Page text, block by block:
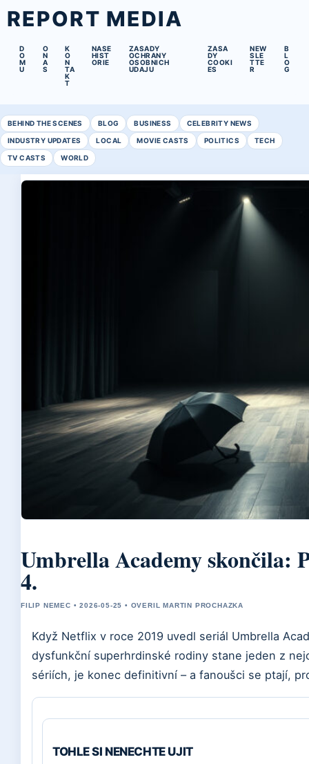
REPORT MEDIA
D
O
M
U
O
N
A
S
K
O
N
TA
K
T
NASE
HIST
ORIE
ZASADY
OCHRANY
OSOBNICH
UDAJU
ZASA
DY
COOKI
ES
NEW
SLE
TTE
R
B
L
O
G
BEHIND THE SCENES BLOG BUSINESS CELEBRITY NEWS
INDUSTRY UPDATES LOCAL MOVIE CASTS POLITICS TECH
TV CASTS WORLD
Umbrella Academy skončila:
4.
FILIP NEMEC • 2026-05-25 • OVERIL MARTIN PROCHAZKA
Když Netflix v roce 2019 uvedl seriál Umbrella
dysfunkční superhrdinské rodiny stane jeden z
sériích, je konec definitivní – a fanoušci se ptají,
TOHLE SI NENECHTE UJIT